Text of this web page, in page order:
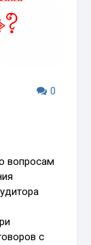
0
вопросам
с